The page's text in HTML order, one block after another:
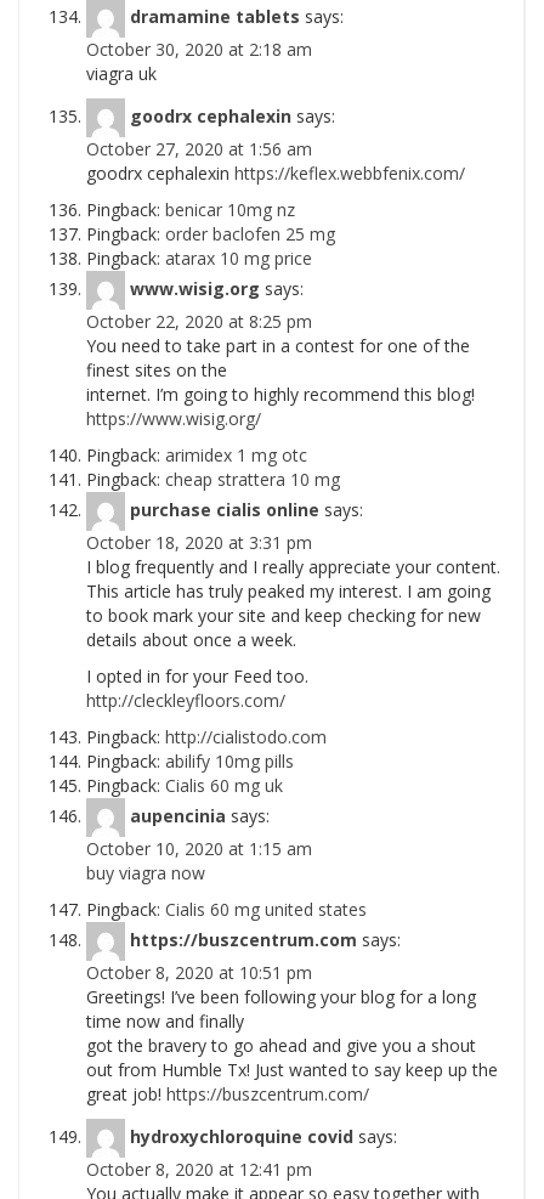
dramamine tablets says:
October 30, 2020 at 2:18 am
viagra uk
goodrx cephalexin says:
October 27, 2020 at 1:56 am
goodrx cephalexin https://keflex.webbfenix.com/
Pingback: benicar 10mg nz
Pingback: order baclofen 25 mg
Pingback: atarax 10 mg price
www.wisig.org says:
October 22, 2020 at 8:25 pm
You need to take part in a contest for one of the
finest sites on the
internet. I’m going to highly recommend this blog!
https://www.wisig.org/
Pingback: arimidex 1 mg otc
Pingback: cheap strattera 10 mg
purchase cialis online says:
October 18, 2020 at 3:31 pm
I blog frequently and I really appreciate your content.
This article has truly peaked my interest. I am going
to book mark your site and keep checking for new
details about once a week.
I opted in for your Feed too.
http://cleckleyfloors.com/
Pingback: http://cialistodo.com
Pingback: abilify 10mg pills
Pingback: Cialis 60 mg uk
aupencinia says:
October 10, 2020 at 1:15 am
buy viagra now
Pingback: Cialis 60 mg united states
https://buszcentrum.com says:
October 8, 2020 at 10:51 pm
Greetings! I’ve been following your blog for a long
time now and finally
got the bravery to go ahead and give you a shout
out from Humble Tx! Just wanted to say keep up the
great job! https://buszcentrum.com/
hydroxychloroquine covid says:
October 8, 2020 at 12:41 pm
You actually make it appear so easy together with